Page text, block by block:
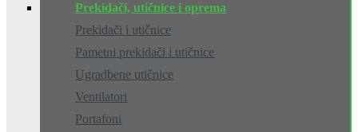
Prekidači, utičnice i oprema
Prekidači i utičnice
Pametni prekidači i utičnice
Ugradbene utičnice
Ventilatori
Portafoni